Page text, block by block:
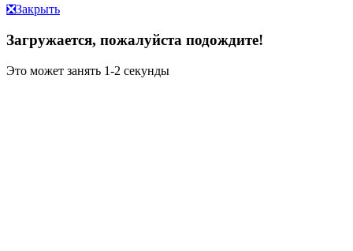
❎Закрыть
Загружается, пожалуйста подождите!
Это может занять 1-2 секунды